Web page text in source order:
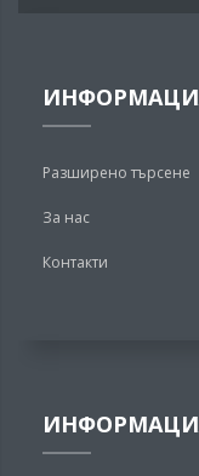
Разширено търсене
За нас
Контакти